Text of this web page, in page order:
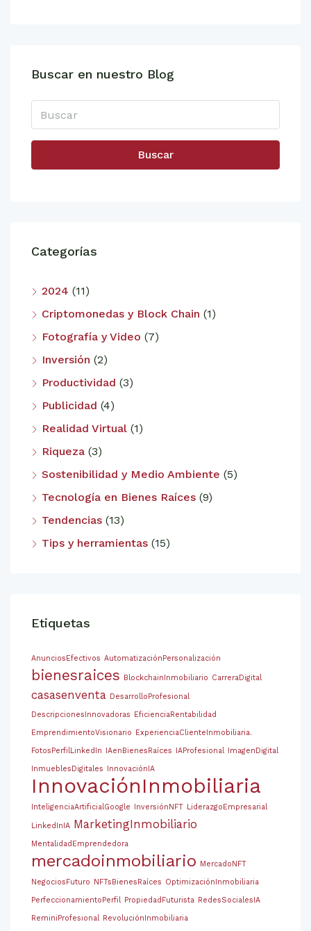
Buscar en nuestro Blog
Buscar
Categorías
2024 (11)
Criptomonedas y Block Chain (1)
Fotografía y Video (7)
Inversión (2)
Productividad (3)
Publicidad (4)
Realidad Virtual (1)
Riqueza (3)
Sostenibilidad y Medio Ambiente (5)
Tecnología en Bienes Raíces (9)
Tendencias (13)
Tips y herramientas (15)
Etiquetas
AnunciosEfectivos AutomatizaciónPersonalización
bienesraices BlockchainInmobiliario CarreraDigital
casasenventa DesarrolloProfesional
DescripcionesInnovadoras
EficienciaRentabilidad
EmprendimientoVisionario
ExperienciaClienteInmobiliaria.
FotosPerfilLinkedIn
IAenBienesRaíces IAProfesional
ImagenDigital
InmueblesDigitales
InnovaciónIA
InnovaciónInmobiliaria
InteligenciaArtificialGoogle InversiónNFT LiderazgoEmpresarial
LinkedInIA MarketingInmobiliario
MentalidadEmprendedora
mercadoinmobiliario
MercadoNFT
NegociosFuturo
NFTsBienesRaíces OptimizaciónInmobiliaria
PerfeccionamientoPerfil PropiedadFuturista RedesSocialesIA
ReminiProfesional RevoluciónInmobiliaria